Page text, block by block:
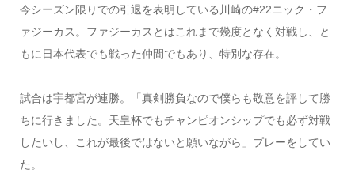
今シーズン限りでの引退を表明している川崎の#22ニック・フ
ァジーカス。ファジーカスとはこれまで幾度となく対戦し、と
もに日本代表でも戦った仲間でもあり、特別な存在。
試合は宇都宮が連勝。「真剣勝負なので僕らも敬意を評して勝
ちに行きました。天皇杯でもチャンピオンシップでも必ず対戦
したいし、これが最後ではないと願いながら」プレーをしてい
た。